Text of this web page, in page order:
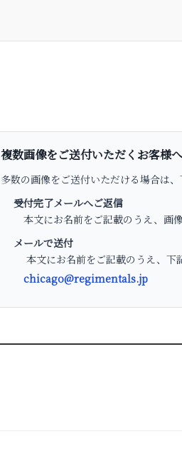
複数画像をご送付いただくお客様へ
多数の画像をご送付いただける場合は
受付完了メールへご返信
本文にお名前をご記載のうえ、画
メールで送付
本文にお名前をご記載のうえ、下
chicago@regimentals.jp